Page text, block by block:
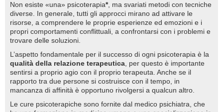
Non esiste «una» psicoterapia*, ma svariati metodi con tecniche
diverse. In generale, tutti gli approcci mirano ad attivare le
risorse, a comprendere le proprie esperienze ed emozioni e i
propri comportamenti conflittuali, a confrontarsi con i problemi e
trovare delle soluzioni.
L’aspetto fondamentale per il successo di ogni psicoterapia è la
qualità della relazione terapeutica , per questo è importante
sentirsi a proprio agio con il proprio terapeuta. Anche se il
rapporto tra due persone si costruisce con il tempo, in
mancanza di affinità è opportuno rivolgersi a qualcun altro.
Le cure psicoterapiche sono fornite dal medico psichiatra, che